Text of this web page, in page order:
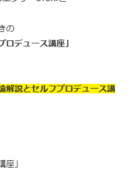
の
ロデュース講座」
解説とセルフプロデュース講
座」